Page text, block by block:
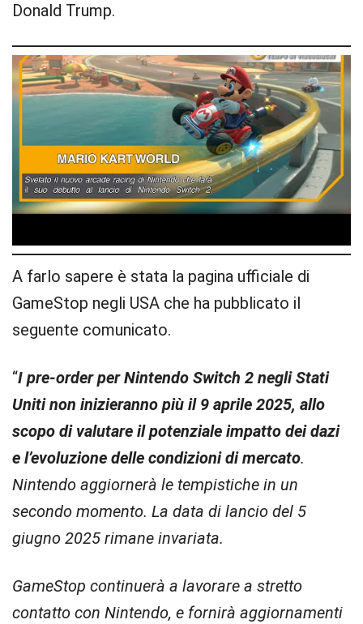
Donald Trump.
A farlo sapere è stata la pagina ufficiale di
GameStop negli USA che ha pubblicato il
seguente comunicato.
“I pre-order per Nintendo Switch 2 negli Stati
Uniti non inizieranno più il 9 aprile 2025, allo
scopo di valutare il potenziale impatto dei dazi
e l’evoluzione delle condizioni di mercato.
Nintendo aggiornerà le tempistiche in un
secondo momento. La data di lancio del 5
giugno 2025 rimane invariata.
GameStop continuerà a lavorare a stretto
contatto con Nintendo, e fornirà aggiornamenti